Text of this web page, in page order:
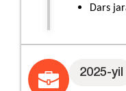
Dars
2025-yil